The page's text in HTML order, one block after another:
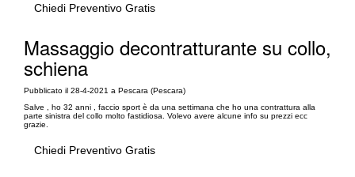
Chiedi Preventivo Gratis
Massaggio decontratturante su collo,
schiena
Pubblicato il 28-4-2021 a Pescara (Pescara)
Salve , ho 32 anni , faccio sport è da una settimana che ho una contrattura alla
parte sinistra del collo molto fastidiosa. Volevo avere alcune info su prezzi ecc
grazie.
Chiedi Preventivo Gratis